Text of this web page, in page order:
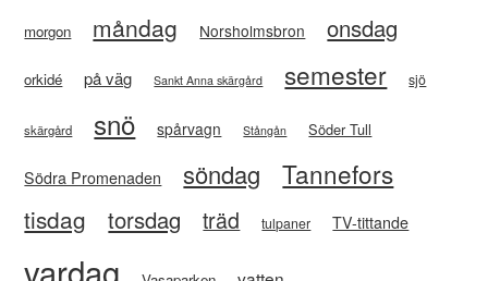
morgon måndag Norsholmsbron onsdag
orkidé på väg Sankt Anna skärgård semester sjö
skärgård snö spårvagn Stångån Söder Tull
Södra Promenaden söndag Tannefors
tisdag torsdag träd tulpaner TV-tittande
vardag